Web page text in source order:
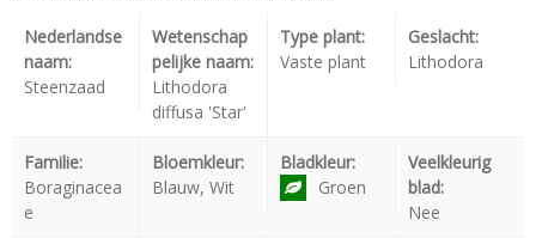
Nederlandse
naam:
Steenzaad
Wetenschap
pelijke naam:
Lithodora
diffusa 'Star'
Type plant:
Vaste plant
Geslacht:
Lithodora
Familie:
Boraginacea
e
Bloemkleur:
Blauw, Wit
Bladkleur:
Groen
Veelkleurig
blad:
Nee